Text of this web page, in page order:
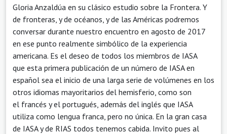
Gloria Anzaldúa en su clásico estudio sobre la Frontera. Y
de fronteras, y de océanos, y de las Américas podremos
conversar durante nuestro encuentro en agosto de 2017
en ese punto realmente simbólico de la experiencia
americana. Es el deseo de todos los miembros de IASA
que esta primera publicación de un número de IASA en
español sea el inicio de una larga serie de volúmenes en los
otros idiomas mayoritarios del hemisferio, como son
el francés y el portugués, además del inglés que IASA
utiliza como lengua franca, pero no única. En la gran casa
de IASA y de RIAS todos tenemos cabida. Invito pues al